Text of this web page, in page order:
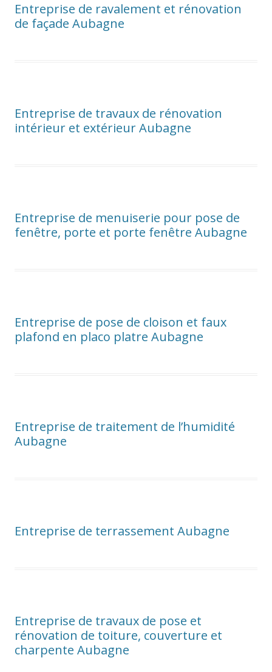
Entreprise de ravalement et rénovation
de façade Aubagne
Entreprise de travaux de rénovation
intérieur et extérieur Aubagne
Entreprise de menuiserie pour pose de
fenêtre, porte et porte fenêtre Aubagne
Entreprise de pose de cloison et faux
plafond en placo platre Aubagne
Entreprise de traitement de l’humidité
Aubagne
Entreprise de terrassement Aubagne
Entreprise de travaux de pose et
rénovation de toiture, couverture et
charpente Aubagne